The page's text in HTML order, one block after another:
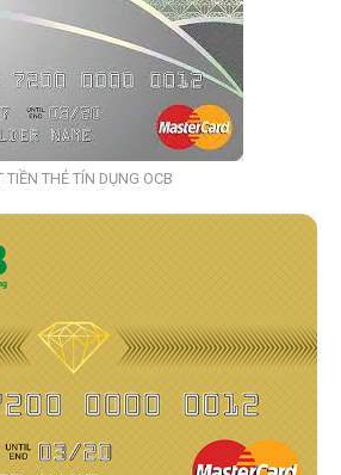
TIỀN THẺ TÍN DỤNG OCB